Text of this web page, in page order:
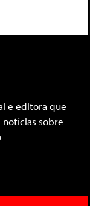
e editora que
notícias sobre